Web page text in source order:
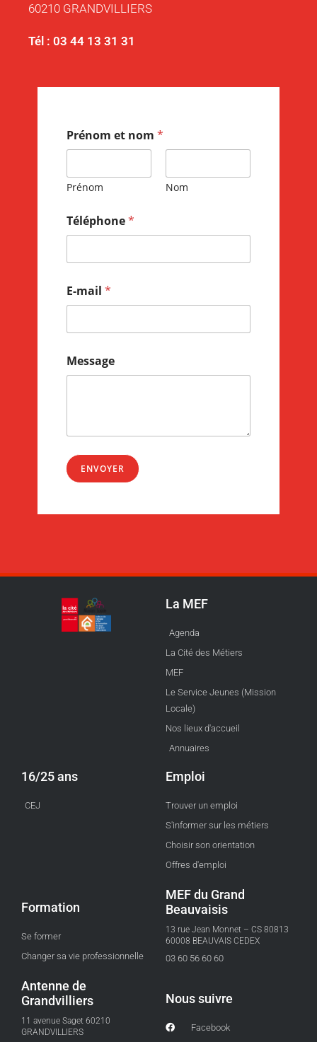
60210 GRANDVILLIERS
Tél : 03 44 13 31 31
Prénom et nom *
Prénom Nom
Téléphone*
E-mail *
Message
ENVOYER
La MEF
Agenda
La Cité des Métiers
MEF
Le Service Jeunes (Mission
Locale)
Nos lieux d'accueil
Annuaires
16/25 ans
CEJ
Emploi
Trouver un emploi
S'informer sur les métiers
Choisir son orientation
Offres d'emploi
Formation
Se former
Changer sa vie professionnelle
MEF du Grand
Beauvaisis
13 rue Jean Monnet – CS 80813
60008 BEAUVAIS CEDEX
03 60 56 60 60
Antenne de
Grandvilliers
11 avenue Saget 60210
GRANDVILLIERS
Nous suivre
Facebook